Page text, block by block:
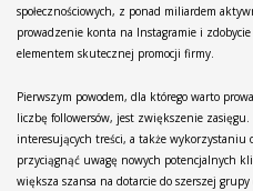
społecznościowych, z ponad miliardem
prowadzenie konta na Instagramie i
elementem skutecznej promocji firmy.
Pierwszym powodem, dla którego warto
liczbę followersów, jest zwiększenie
interesujących treści, a także wykorzystaniu
przyciągnąć uwagę nowych potencjalnych
większa szansa na dotarcie do szerszej